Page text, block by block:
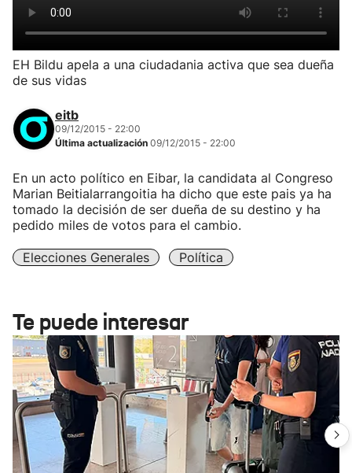
EH Bildu apela a una ciudadania activa que sea dueña
de sus vidas
eitb
09/12/2015 - 22:00
Última actualización 09/12/2015 - 22:00
En un acto político en Eibar, la candidata al Congreso
Marian Beitialarrangoitia ha dicho que este pais ya ha
tomado la decisión de ser dueña de su destino y ha
pedido miles de votos para el cambio.
Elecciones Generales Política
Te puede interesar